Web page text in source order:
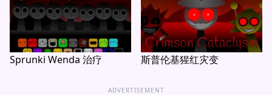
Sprunki Wenda 治疗 斯普伦基猩红灾变
ADVERTISEMENT